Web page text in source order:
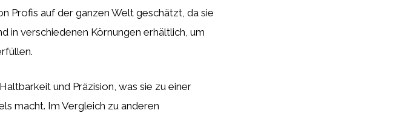
Profis auf der ganzen Welt geschätzt, da sie
in verschiedenen Körnungen erhältlich, um
und Präzision, was sie zu einer
macht. Im Vergleich zu anderen